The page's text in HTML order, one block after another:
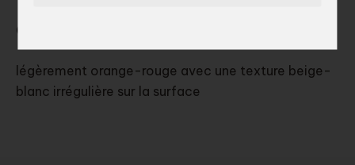
Couleur:
légèrement orange-rouge avec une texture beige-
blanc irrégulière sur la surface